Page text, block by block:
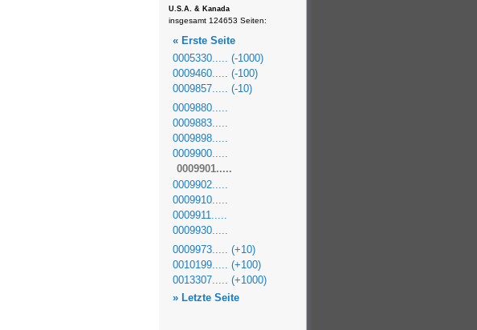
U.S.A. & Kanada
insgesamt 124653 Seiten:
« Erste Seite
0005330..... (-1000)
0009460..... (-100)
0009857..... (-10)
0009880.....
0009883.....
0009898.....
0009900.....
0009901.....
0009902.....
0009910.....
0009911.....
0009930.....
0009973..... (+10)
0010199..... (+100)
0013307..... (+1000)
» Letzte Seite